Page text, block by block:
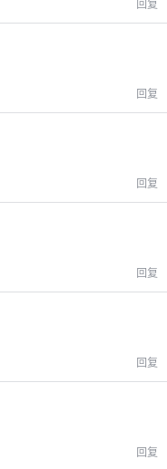
回复
回复
回复
回复
回复
回复